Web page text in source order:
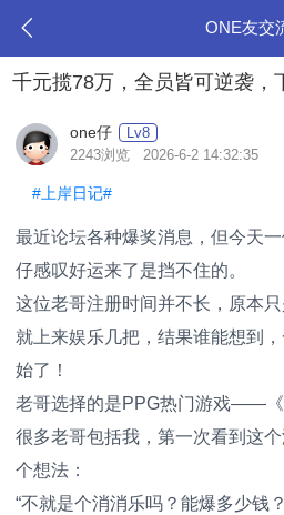
ONE友交
千元揽78万，全员皆可逆袭，
one仔
Lv8
2243浏览 2026-6-2 14:32:35
#上岸日记#
最近论坛各种爆奖消息，但今天
仔感叹好运来了是挡不住的。
这位老哥注册时间并不长，原本
就上来娱乐几把，结果谁能想到
始了！
老哥选择的是PPG热门游戏——《
很多老哥包括我，第一次看到这
个想法：
“不就是个消消乐吗？能爆多少钱